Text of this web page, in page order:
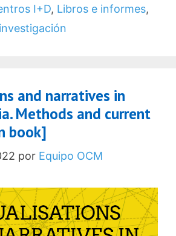
I+D, Libros e informes,
and narratives in
Methods and current
book]
por Equipo OCM